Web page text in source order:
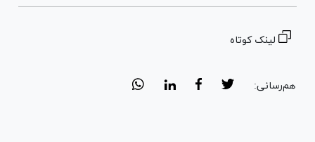
لینک کوتاه
هم‌رسانی: